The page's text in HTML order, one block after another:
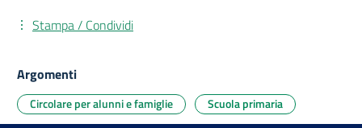
Stampa / Condividi
Argomenti
Circolare per alunni e famiglie Scuola primaria